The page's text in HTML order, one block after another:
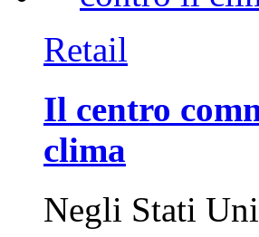
Retail
Il centro
clima
Negli Stati